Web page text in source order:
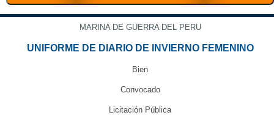
MARINA DE GUERRA DEL PERU
UNIFORME DE DIARIO DE INVIERNO FEMENINO
Bien
Convocado
Licitación Pública